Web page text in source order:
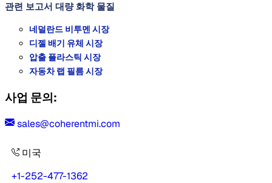
관련 보고서 대량 화학 물질
네덜란드 비투멘 시장
디젤 배기 유체 시장
압출 플라스틱 시장
자동차 랩 필름 시장
사업 문의:
sales@coherentmi.com
미국
+1-252-477-1362